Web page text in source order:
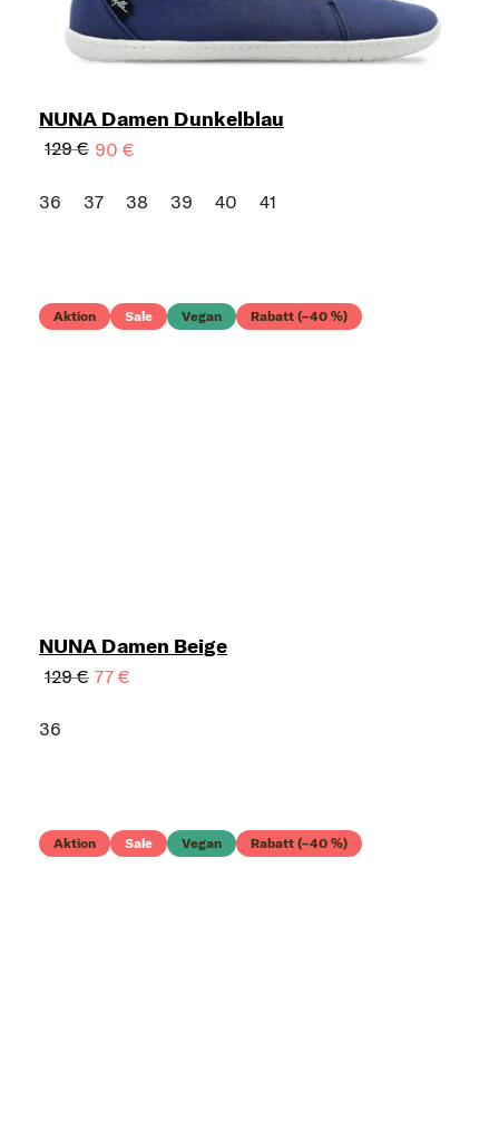
NUNA Damen Dunkelblau
129 € 90 €
36 37 38 39 40 41
Aktion Sale Vegan Rabatt (–40 %)
NUNA Damen Beige
129 € 77 €
36
Aktion Sale Vegan Rabatt (–40 %)